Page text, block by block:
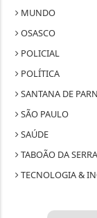
MUNDO
OSASCO
POLICIAL
POLÍTICA
SANTANA DE
SÃO PAULO
SAÚDE
TABOÃO DA SERRA
TECNOLOGIA &